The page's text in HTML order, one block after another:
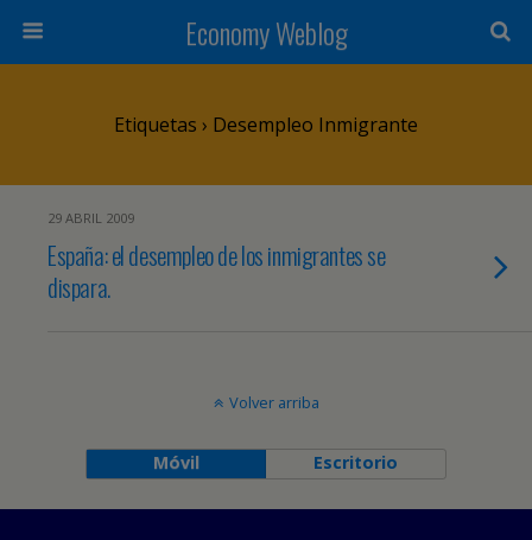
Economy Weblog
Etiquetas › Desempleo Inmigrante
29 ABRIL 2009
España: el desempleo de los inmigrantes se
dispara.
Volver arriba
Móvil Escritorio